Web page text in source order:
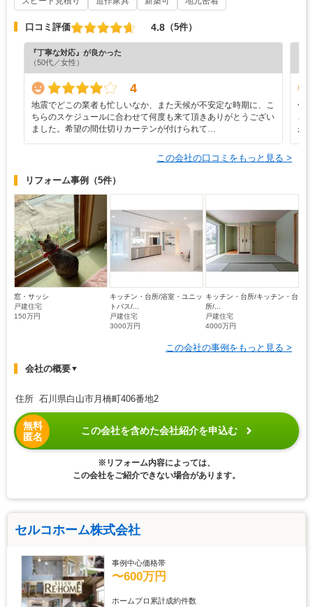
口コミ評価 4.8 （5件）
『丁寧な対応』が良かった
（50代／女性）
4
地震でどこの業者も忙しいなか、また天候が不安定な時期に、こ
ちらのスケジュールに合わせて何度も来て頂きありがとうござい
ました。希望の間仕切りカーテンが付けられて…
代
さ
が
この会社の口コミをもっと見る >
リフォーム事例 （5件）
窓・サッシ
戸建住宅
150万円
キッチン・台所/浴室・ユニッ
トバス/...
戸建住宅
3000万円
キッチン・台所/キッチン・台
所/...
戸建住宅
4000万円
この会社の事例をもっと見る >
会社の概要▼
住所 石川県白山市月橋町406番地2
無料
匿名
この会社を含めた会社紹介を申込む
※リフォーム内容によっては、
この会社をご紹介できない場合があります。
セルコホーム株式会社
事例中心価格帯
〜600万円
ホームプロ累計成約件数